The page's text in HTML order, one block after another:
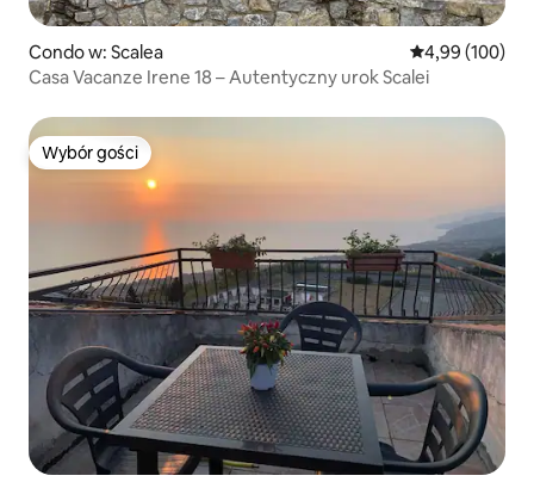
Condo w: Scalea Średnia
4,99 (100)
Casa Vacanze Irene 18 – Autentyczny urok Scalei
Wybór gości
Wybór gości